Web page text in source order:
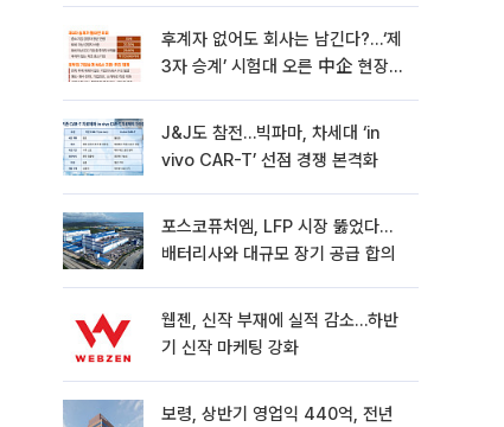
후계자 없어도 회사는 남긴다?…‘제
3자 승계’ 시험대 오른 中企 현장
J&J도 참전…빅파마, 차세대 ‘in
vivo CAR-T’ 선점 경쟁 본격화
포스코퓨처엠, LFP 시장 뚫었다…
배터리사와 대규모 장기 공급 합의
웹젠, 신작 부재에 실적 감소…하반
기 신작 마케팅 강화
보령, 상반기 영업익 440억, 전년